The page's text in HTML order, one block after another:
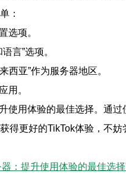
：
选项。
言”选项。
西亚”作为服务器地区。
用。
使用体验的最佳选择。通
得更好的TikTok体验，不
：提升使用体验的最佳选择